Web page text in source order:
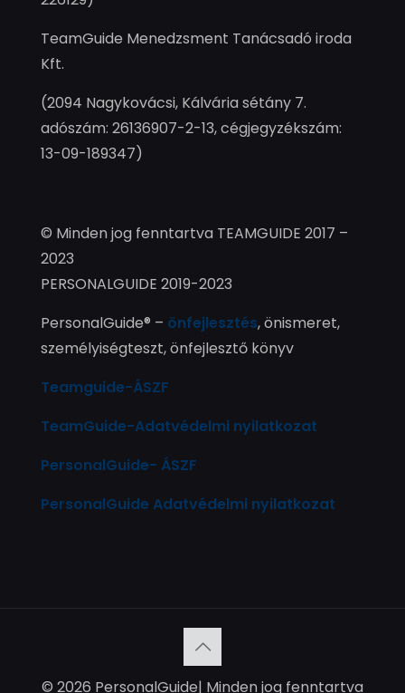
TeamGuide Menedzsment Tanácsadó iroda
Kft.
(2094 Nagykovácsi, Kálvária sétány 7.
adószám: 26136907-2-13, cégjegyzékszám:
13-09-189347)
© Minden jog fenntartva TEAMGUIDE 2017 –
2023
PERSONALGUIDE 2019-2023
PersonalGuide® – önfejlesztés, önismeret,
személyiségteszt, önfejlesztő könyv
Teamguide-ÁSZF
TeamGuide-Adatvédelmi nyilatkozat
PersonalGuide- ÁSZF
PersonalGuide Adatvédelmi nyilatkozat
© 2026 PersonalGuide| Minden jog fenntartva